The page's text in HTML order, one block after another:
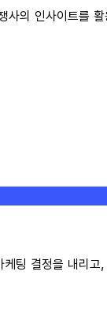
사의 인사이트를
팅 결정을 내리